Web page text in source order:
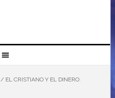
/EL CRISTIANO Y EL DINERO: